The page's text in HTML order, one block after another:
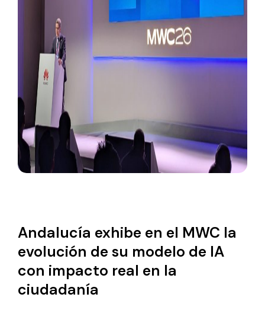
Andalucía exhibe en el MWC la
evolución de su modelo de IA
con impacto real en la
ciudadanía